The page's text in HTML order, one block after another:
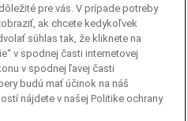
pre vás. V prípade potreby
ak chcete kedykoľvek
súhlas tak, že kliknete na
v spodnej časti internetovej
v spodnej ľavej časti
budú mať účinok na náš
nájdete v našej Politike ochrany